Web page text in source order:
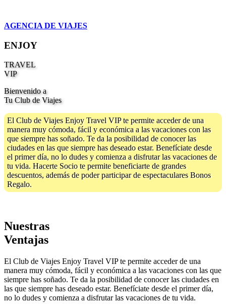
AGENCIA DE VIAJES
ENJOY
TRAVEL
VIP
Bienvenido a
Tu Club de Viajes
El Club de Viajes Enjoy Travel VIP te permite acceder de una
manera muy cómoda, fácil y económica a las vacaciones con las
que siempre has soñado. Te da la posibilidad de conocer las
ciudades en las que siempre has deseado estar. Benefíciate desde
el primer día, no lo dudes y comienza a disfrutar las vacaciones de
tu vida. Hacerte Socio te permite beneficiarte de grandes
descuentos, además de poder participar de espectaculares Bonos
Regalo.
Nuestras
Ventajas
El Club de Viajes Enjoy Travel VIP te permite acceder de una
manera muy cómoda, fácil y económica a las vacaciones con las que
siempre has soñado. Te da la posibilidad de conocer las ciudades en
las que siempre has deseado estar. Benefíciate desde el primer día,
no lo dudes y comienza a disfrutar las vacaciones de tu vida.